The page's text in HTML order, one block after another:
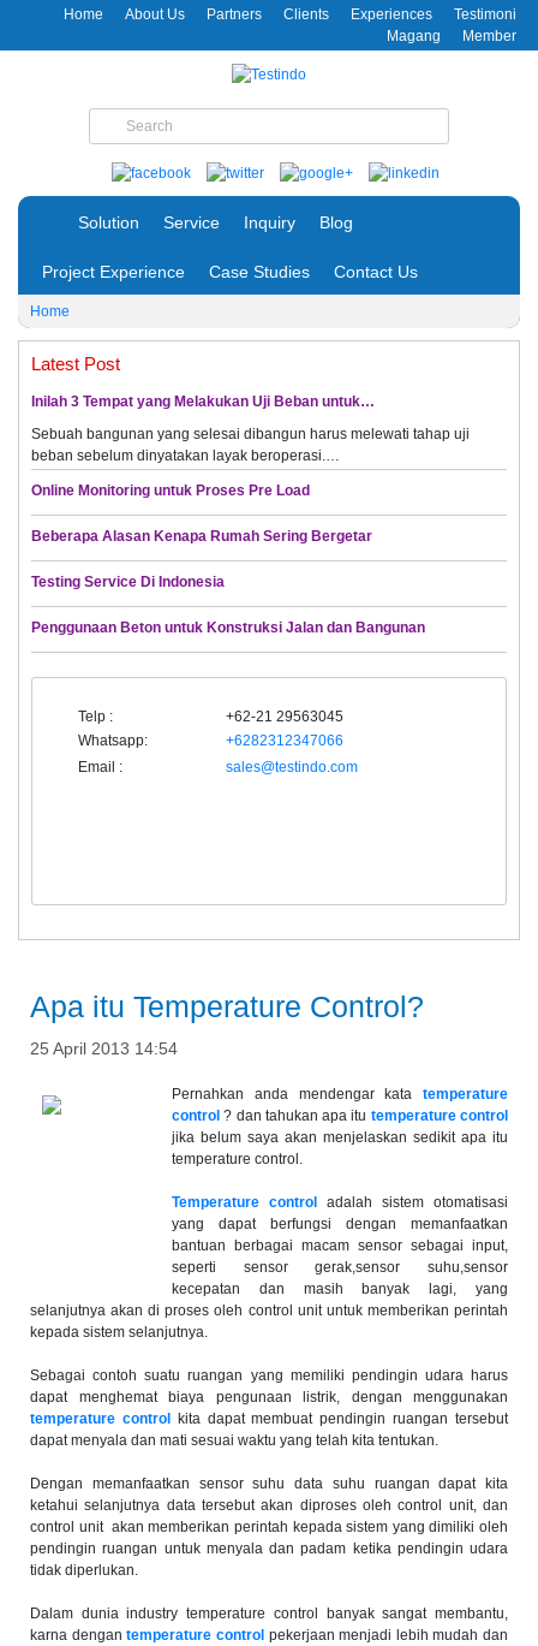
Home About Us Partners Clients Experiences
Testimoni
Magang
Member
Solution Service Inquiry Blog
Project Experience Case Studies Contact Us
Home
Latest Post
Inilah 3 Tempat yang Melakukan Uji Beban untuk…
Sebuah bangunan yang selesai dibangun harus melewati tahap uji
beban sebelum dinyatakan layak beroperasi.…
Online Monitoring untuk Proses Pre Load
Beberapa Alasan Kenapa Rumah Sering Bergetar
Testing Service Di Indonesia
Penggunaan Beton untuk Konstruksi Jalan dan Bangunan
Telp :
+62-21 29563045
Whatsapp:
+6282312347066
Email :
sales@testindo.com
Apa itu Temperature Control?
25 April 2013 14:54
Pernahkan anda mendengar kata temperature
control ? dan tahukan apa itu temperature control
jika belum saya akan menjelaskan sedikit apa itu
temperature control.
Temperature control adalah sistem otomatisasi
yang dapat berfungsi dengan memanfaatkan
bantuan berbagai macam sensor sebagai input,
seperti sensor gerak,sensor suhu,sensor
kecepatan dan masih banyak lagi, yang
selanjutnya akan di proses oleh control unit untuk memberikan perintah
kepada sistem selanjutnya.
Sebagai contoh suatu ruangan yang memiliki pendingin udara harus
dapat menghemat biaya pengunaan listrik, dengan menggunakan
temperature control kita dapat membuat pendingin ruangan tersebut
dapat menyala dan mati sesuai waktu yang telah kita tentukan.
Dengan memanfaatkan sensor suhu data suhu ruangan dapat kita
ketahui selanjutnya data tersebut akan diproses oleh control unit, dan
control unit akan memberikan perintah kepada sistem yang dimiliki oleh
pendingin ruangan untuk menyala dan padam ketika pendingin udara
tidak diperlukan.
Dalam dunia industry temperature control banyak sangat membantu,
karna dengantemperature control pekerjaan menjadi lebih mudah dan